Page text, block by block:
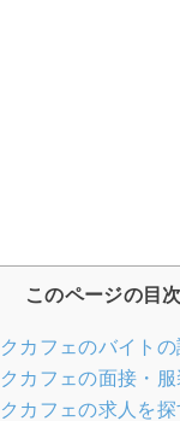
このページの目次
カフェのバイト
クカフェの面接・
カフェの求人を探